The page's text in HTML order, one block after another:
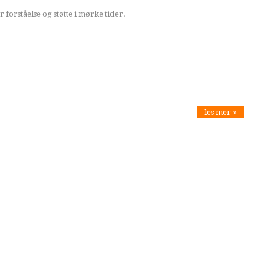
forståelse og støtte i mørke tider.
les mer »